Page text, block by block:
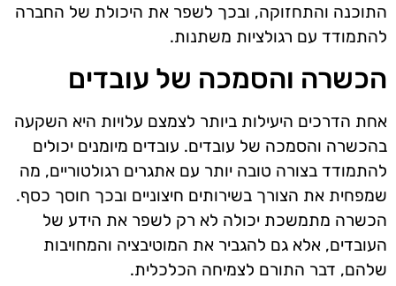
התוכנה והתחזוקה, ובכך לשפר את היכולת של החברה
להתמודד עם רגולציות משתנות.
הכשרה והסמכה של עובדים
אחת הדרכים היעילות ביותר לצמצם עלויות היא השקעה
בהכשרה והסמכה של עובדים. עובדים מיומנים יכולים
להתמודד בצורה טובה יותר עם אתגרים רגולטוריים, מה
שמפחית את הצורך בשירותים חיצוניים ובכך חוסך כסף.
הכשרה מתמשכת יכולה לא רק לשפר את הידע של
העובדים, אלא גם להגביר את המוטיבציה והמחויבות
שלהם, דבר התורם לצמיחה הכלכלית.